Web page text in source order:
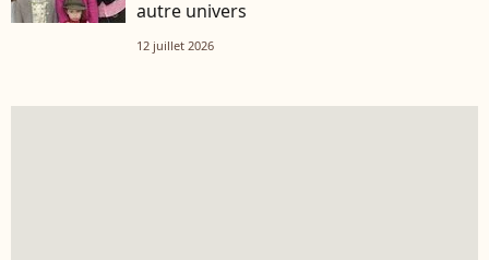
autre univers
12 juillet 2026